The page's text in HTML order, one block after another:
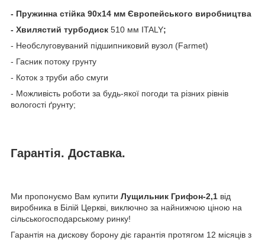
- Пружинна стійка 90х14 мм Європейського виробництва
- Хвилястий турбодиск 510 мм ITALY;
- Необслуговуваний підшипниковий вузол (Farmet)
- Гасник потоку грунту
- Коток з труби або смуги
- Можливість роботи за будь-якої погоди та різних рівнів
вологості ґрунту;
Гарантія. Доставка.
Ми пропонуємо Вам купити Лущильник Грифон-2,1 від
виробника в Білій Церкві, виключно за найнижчою ціною на
сільськогосподарському ринку!
Гарантія на дискову борону діє гарантія протягом 12 місяців з